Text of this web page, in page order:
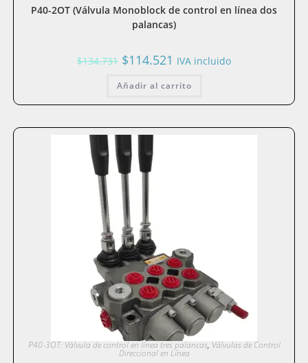
P40-2OT (Válvula Monoblock de control en línea dos
palancas)
$134.731 El
precio
era:
$114.521 El
precio
es:
IVA incluido
Añadir al carrito
P40-3OT: Válvula de control en línea tres palancas, Válvulas de Control
Direccional en Línea